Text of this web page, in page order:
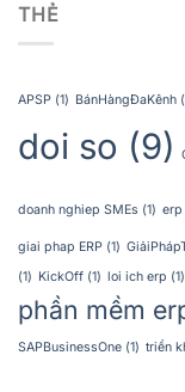
THẺ
APSP (1) BánHàngĐaKênh
doi so (9)
doanh nghiep SMEs (1) erp
giai phap ERP (1)
(1) KickOff (1) loi ich erp (1)
phần mềm
SAPBusinessOne (1) triển